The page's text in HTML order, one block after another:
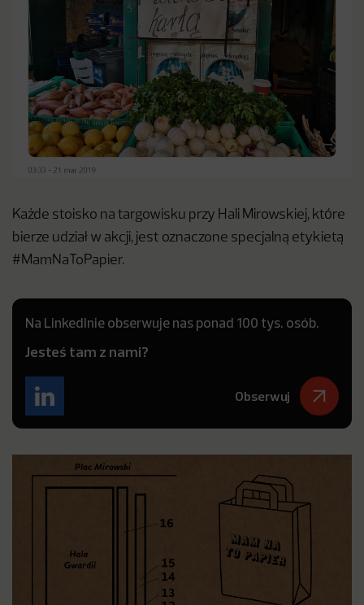
Każde stoisko na targowisku przy Hali Mirowskiej, które
bierze udział w akcji, jest oznaczone specjalną etykietą
#MamNaToPapier.
Na LinkedInie obserwuje nas ponad 100 tys. osób.
Jesteś tam z nami?
Obserwuj